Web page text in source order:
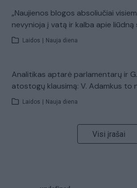
„Naujienos blogos absoliučiai
nevynioja į vatą ir kalba apie
Laidos Nauja diena
Analitikas aptarė parlamentarų ir
atostogų klausimą: V. Adamkus to
Laidos Nauja diena
Visi įrašai